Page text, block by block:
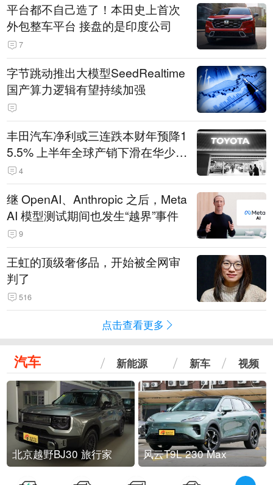
平台都不自己造了！本田史上首次
外包整车平台 接盘的是印度公司
7
字节跳动推出大模型SeedRealtime
国产算力逻辑有望持续加强
丰田汽车净利或三连跌本财年预降1
5.5% 上半年全球产销下滑在华少卖
14.3万辆
4
继 OpenAI、Anthropic 之后，Meta
AI 模型测试期间也发生“越界”事件
9
王虹的顶级奢侈品，开始被全网审
判了
516
点击查看更多
汽车 新能源 新车 视频
北京越野BJ30 旅行家 风云T9L 230 Max